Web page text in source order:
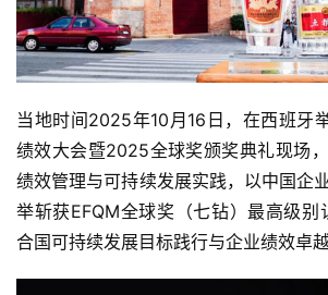
当地时间2025年10月16日，在西班牙
绩效大会暨2025全球奖颁奖典礼现场
绩效管理与可持续发展实践，以中国企
举斩获EFQM全球奖（七钻）最高级别
合国可持续发展目标践行与企业绩效卓越